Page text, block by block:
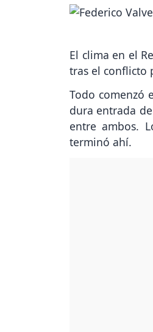
El clima en el
tras el conflicto
Todo comenzó
dura entrada
entre ambos.
terminó ahí.